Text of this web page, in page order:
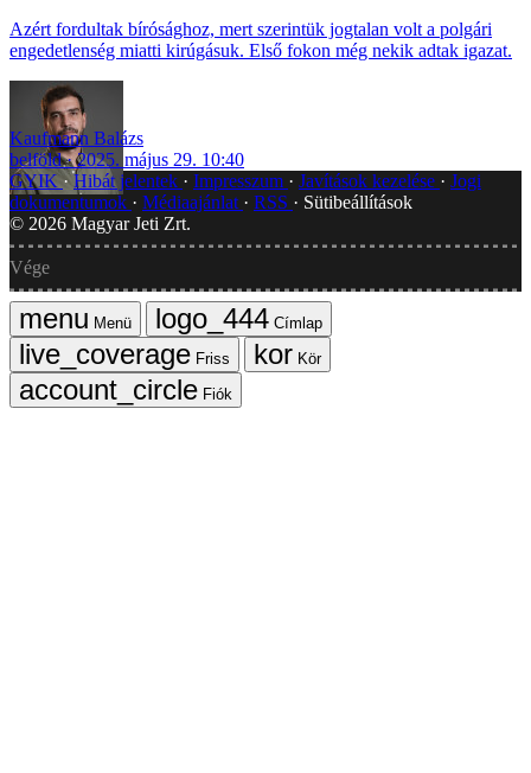
Azért fordultak bírósághoz, mert szerintük jogtalan volt a polgári
engedetlenség miatti kirúgásuk. Első fokon még nekik adtak igazat.
Kaufmann Balázs
belföld
2025. május 29. 10:40
GYIK
Hibát jelentek Impresszum Javítások kezelése
Jogi
dokumentumok
Médiaajánlat RSS
Sütibeállítások
© 2026 Magyar Jeti Zrt.
Vége
Menü
Címlap
Friss
Kör
Fiók